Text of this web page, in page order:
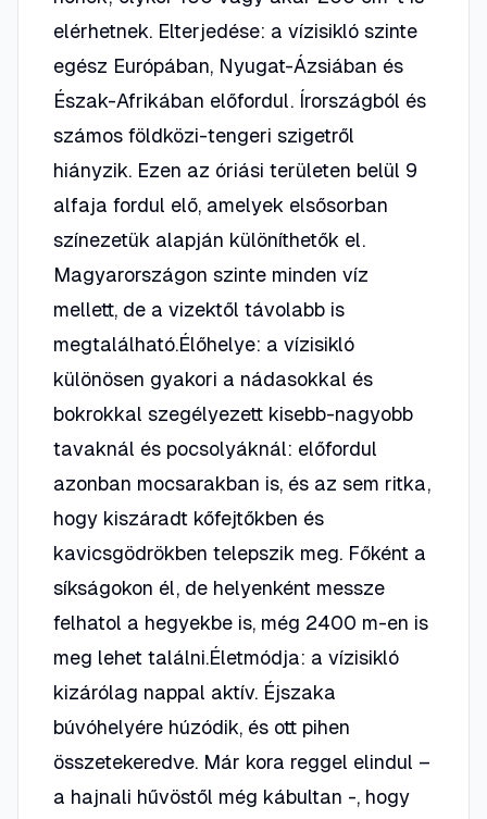
elérhetnek. Elterjedése: a vízisikló szinte
egész Európában, Nyugat-Ázsiában és
Észak-Afrikában előfordul. Írországból és
számos földközi-tengeri szigetről
hiányzik. Ezen az óriási területen belül 9
alfaja fordul elő, amelyek elsősorban
színezetük alapján különíthetők el.
Magyarországon szinte minden víz
mellett, de a vizektől távolabb is
megtalálható.Élőhelye: a vízisikló
különösen gyakori a nádasokkal és
bokrokkal szegélyezett kisebb-nagyobb
tavaknál és pocsolyáknál: előfordul
azonban mocsarakban is, és az sem ritka,
hogy kiszáradt kőfejtőkben és
kavicsgödrökben telepszik meg. Főként a
síkságokon él, de helyenként messze
felhatol a hegyekbe is, még 2400 m-en is
meg lehet találni.Életmódja: a vízisikló
kizárólag nappal aktív. Éjszaka
búvóhelyére húzódik, és ott pihen
összetekeredve. Már kora reggel elindul –
a hajnali hűvöstől még kábultan -, hogy